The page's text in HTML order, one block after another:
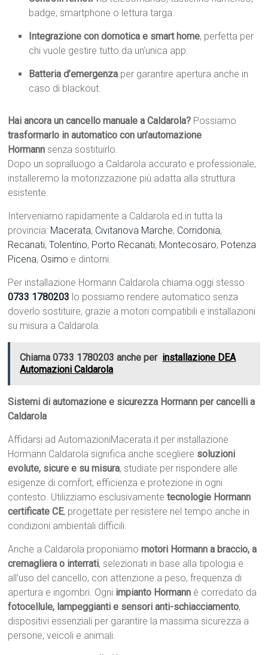
badge, smartphone o lettura targa.
Integrazione con domotica e smart home, perfetta per
chi vuole gestire tutto da un’unica app.
Batteria d’emergenza per garantire apertura anche in
caso di blackout.
Hai ancora un cancello manuale a Caldarola? Possiamo
trasformarlo in automatico con un’automazione
Hormann senza sostituirlo.
Dopo un sopralluogo a Caldarola accurato e professionale,
installeremo la motorizzazione più adatta alla struttura
esistente.
Interveniamo rapidamente a Caldarola ed in tutta la
provincia: Macerata, Civitanova Marche, Corridonia,
Recanati,Tolentino, Porto Recanati, Montecosaro, Potenza
Picena, Osimo e dintorni.
Per installazione Hormann Caldarola chiama oggi stesso
0733 1780203 lo possiamo rendere automatico senza
doverlo sostituire, grazie a motori compatibili e installazioni
su misura a Caldarola.
Chiama 0733 1780203 anche per installazione DEA
Automazioni Caldarola
Sistemi di automazione e sicurezza Hormann per cancelli a
Caldarola
Affidarsi ad AutomazioniMacerata.it per installazione
Hormann Caldarola significa anche scegliere soluzioni
evolute, sicure e su misura, studiate per rispondere alle
esigenze di comfort, efficienza e protezione in ogni
contesto. Utilizziamo esclusivamentetecnologie Hormann
certificate CE, progettate per resistere nel tempo anche in
condizioni ambientali difficili.
Anche a Caldarola proponiamomotori Hormann a braccio, a
cremagliera o interrati, selezionati in base alla tipologia e
all’uso del cancello, con attenzione a peso, frequenza di
apertura e ingombri. Ogni impianto Hormann è corredato da
fotocellule, lampeggianti e sensori anti-schiacciamento,
dispositivi essenziali per garantire la massima sicurezza a
persone, veicoli e animali.